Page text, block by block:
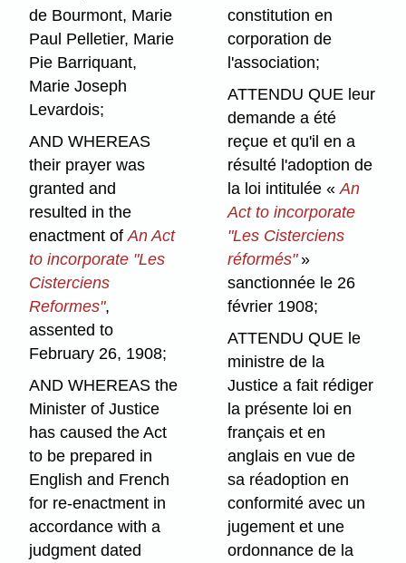
de Bourmont, Marie
Paul Pelletier, Marie
Pie Barriquant,
Marie Joseph
Levardois;
AND WHEREAS
their prayer was
granted and
resulted in the
enactment ofAn Act
to incorporate "Les
Cisterciens
Reformes",
assented to
February 26, 1908;
AND WHEREAS the
Minister of Justice
has caused the Act
to be prepared in
English and French
for re-enactment in
accordance with a
judgment dated
constitution en
corporation de
l'association;
ATTENDU QUE leur
demande a été
reçue et qu'il en a
résulté l'adoption de
la loi intitulée « An
Act to incorporate
"Les Cisterciens
réformés"»
sanctionnée le 26
février 1908;
ATTENDU QUE le
ministre de la
Justice a fait rédiger
la présente loi en
français et en
anglais en vue de
sa réadoption en
conformité avec un
jugement et une
ordonnance de la